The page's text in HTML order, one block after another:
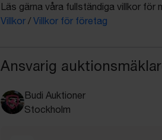
Läs gärna våra fullständiga villkor för
Villkor / Villkor för företag
Ansvarig
Budi Auktioner
Stockholm